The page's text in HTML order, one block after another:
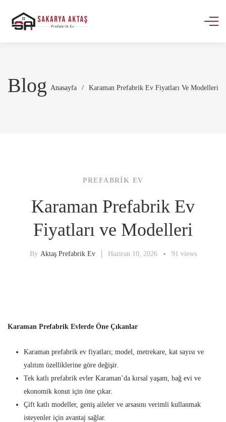
Blog Anasayfa / Karaman Prefabrik Ev Fiyatları Ve Modelleri
PREFABRIK EV
Karaman Prefabrik Ev
Fiyatları ve Modelleri
By Aktaş Prefabrik Ev Haziran 10, 2026 91 views
Karaman Prefabrik Evlerde Öne Çıkanlar
Karaman prefabrik ev fiyatları; model, metrekare, kat sayısı ve
yalıtım özelliklerine göre değişir.
Tek katlı prefabrik evler Karaman’da kırsal yaşam, bağ evi ve
ekonomik konut için öne çıkar.
Çift katlı modeller, geniş aileler ve arsasını verimli kullanmak
isteyenler için avantaj sağlar.